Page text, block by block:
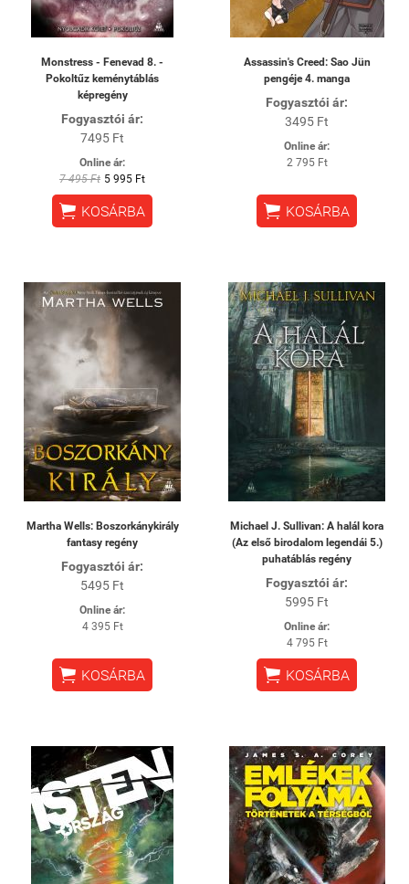
Monstress - Fenevad 8. -
Pokoltűz keménytáblás
képregény
Fogyasztói ár:
7495 Ft
Online ár:
7 495 Ft 5 995 Ft
 KOSÁRBA
Assassin's Creed: Sao Jün
pengéje 4. manga
Fogyasztói ár:
3495 Ft
Online ár:
2 795 Ft
 KOSÁRBA
Martha Wells: Boszorkánykirály
fantasy regény
Fogyasztói ár:
5495 Ft
Online ár:
4 395 Ft
 KOSÁRBA
Michael J. Sullivan: A halál kora
(Az első birodalom legendái 5.)
puhatáblás regény
Fogyasztói ár:
5995 Ft
Online ár:
4 795 Ft
 KOSÁRBA